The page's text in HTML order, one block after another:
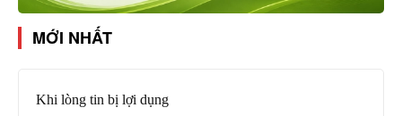
MỚI NHẤT
Khi lòng tin bị lợi dụng